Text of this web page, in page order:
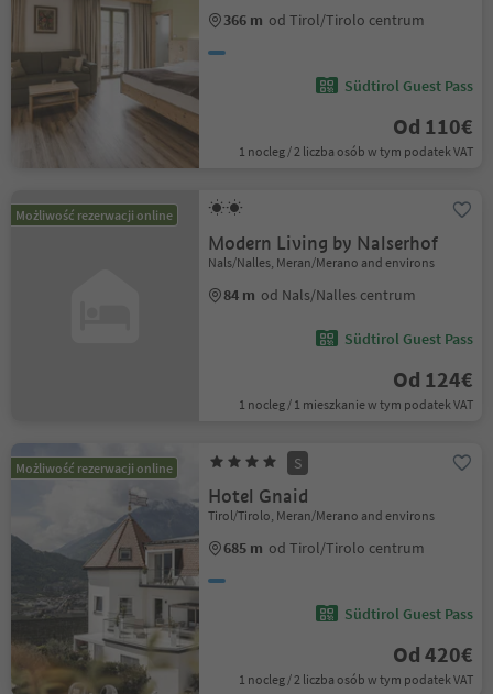
366 m od Tirol/Tirolo centrum
Südtirol Guest Pass
Od 110€
1 nocleg / 2 liczba osób w tym podatek VAT
Możliwość rezerwacji online
Modern Living by Nalserhof
Nals/Nalles, Meran/Merano and environs
84 m od Nals/Nalles centrum
Südtirol Guest Pass
Od 124€
1 nocleg / 1 mieszkanie w tym podatek VAT
Możliwość rezerwacji online S
Hotel Gnaid
Tirol/Tirolo, Meran/Merano and environs
685 m od Tirol/Tirolo centrum
Südtirol Guest Pass
Od 420€
1 nocleg / 2 liczba osób w tym podatek VAT